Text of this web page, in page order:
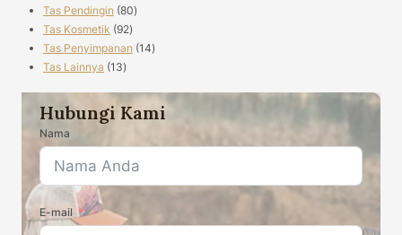
Tas Pendingin 8080
Tas Kosmetik 9292
produk
Tas Penyimpanan 1414
Tas Lainnya 1313
Hubungi Kami
Nama
E-mail